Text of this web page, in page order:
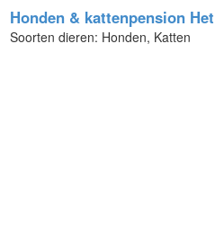
Honden & kattenpension
Soorten dieren: Honden, Katten